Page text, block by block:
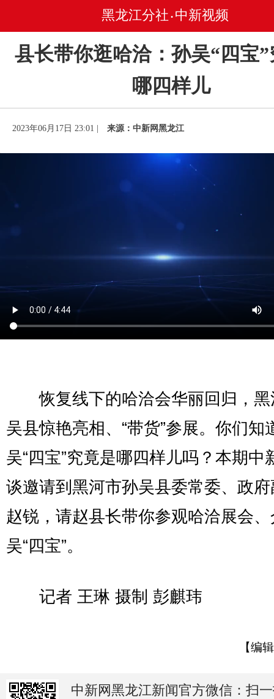
黑龙江分社 • 中新视频
县长带你逛哈洽：孙吴“四宝
哪四样儿
2023年06月17日 23:01 | 来源：中新网黑龙江
恢复线下的哈洽会华丽回归，黑
吴县惊艳亮相、“带货”参展。你们知
吴“四宝”究竟是哪四样儿吗？本期中
谈邀请到黑河市孙吴县委常委、政
赵锐，请赵县长带你参观哈洽展会
吴“四宝”。
记者 王琳 摄制 彭麒玮
【编
中新网黑龙江新闻官方微信：扫